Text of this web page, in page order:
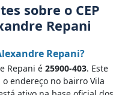
sobre o CEP
Repani
Repani?
Repani é 25900-403. Este
endereço no bairro Vila